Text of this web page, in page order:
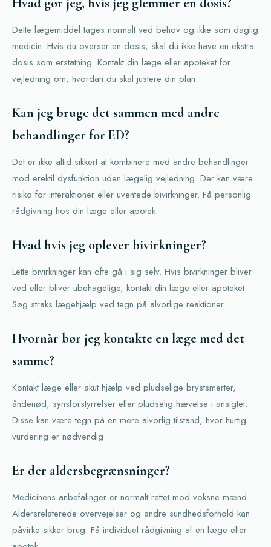
Dette lægemiddel tages normalt ved behov og ikke som daglig
medicin. Hvis du overser en dosis, skal du ikke have en ekstra
dosis som erstatning. Kontakt din læge eller apoteket for
vejledning om, hvordan du skal justere din plan.
Kan jeg bruge det sammen med andre
behandlinger for ED?
Det er ikke altid sikkert at kombinere med andre behandlinger
mod erektil dysfunktion uden lægelig vejledning. Der kan være
risiko for interaktioner eller uventede bivirkninger. Få personlig
rådgivning hos din læge eller apotek.
Hvad hvis jeg oplever bivirkninger?
Lette bivirkninger kan ofte gå i sig selv. Hvis bivirkninger bliver
ved eller bliver ubehagelige, kontakt din læge eller apoteket.
Søg straks lægehjælp ved tegn på alvorlige reaktioner.
Hvornår bør jeg kontakte en læge med det
samme?
Kontakt læge eller akut hjælp ved pludselige brystsmerter,
åndenød, synsforstyrrelser eller pludselig hævelse i ansigtet.
Disse kan være tegn på en mere alvorlig tilstand, hvor hurtig
vurdering er nødvendig.
Er der aldersbegrænsninger?
Medicinens anbefalinger er normalt rettet mod voksne mænd.
Aldersrelaterede overvejelser og andre sundhedsforhold kan
påvirke sikker brug. Få individuel rådgivning af en læge eller